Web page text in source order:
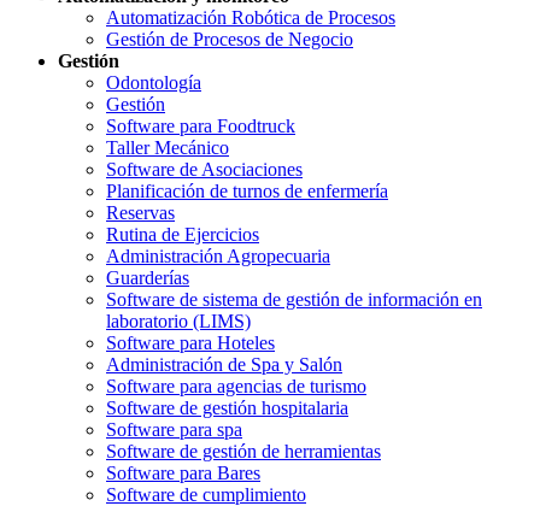
Automatización Robótica de Procesos
Gestión de Procesos de Negocio
Gestión
Odontología
Gestión
Software para Foodtruck
Taller Mecánico
Software de Asociaciones
Planificación de turnos de enfermería
Reservas
Rutina de Ejercicios
Administración Agropecuaria
Guarderías
Software de sistema de gestión de información en
laboratorio (LIMS)
Software para Hoteles
Administración de Spa y Salón
Software para agencias de turismo
Software de gestión hospitalaria
Software para spa
Software de gestión de herramientas
Software para Bares
Software de cumplimiento